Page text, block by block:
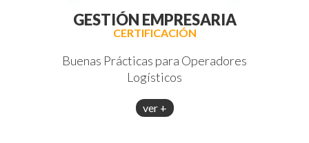
GESTIÓN EMPRESARIA
CERTIFICACIÓN
Buenas Prácticas para Operadores
Logísticos
ver +